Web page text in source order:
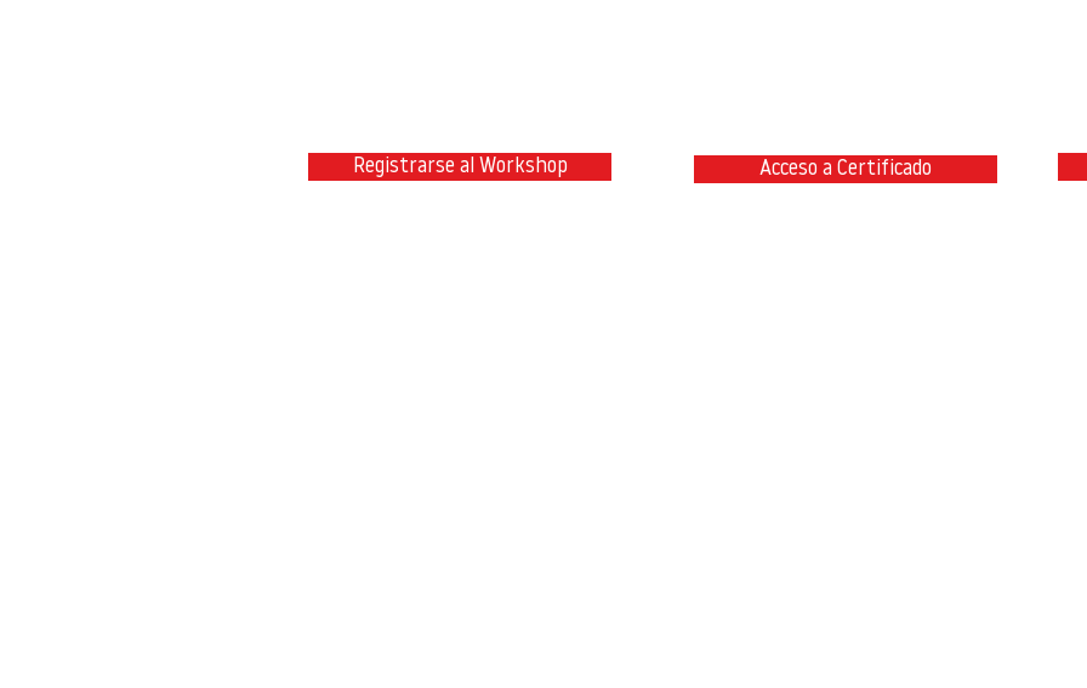
Registrarse al Workshop Acceso a Certificado